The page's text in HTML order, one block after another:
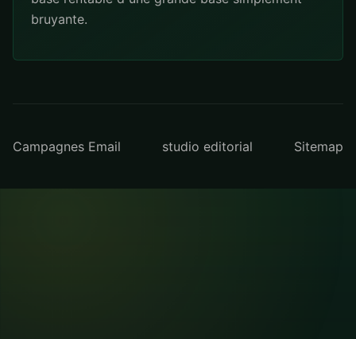
bruyante.
Campagnes Email studio editorial Sitemap